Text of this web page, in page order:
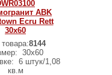
ABK
Ecru Rett
30х60
8144
30х60
6 штук/1,08
кв.м